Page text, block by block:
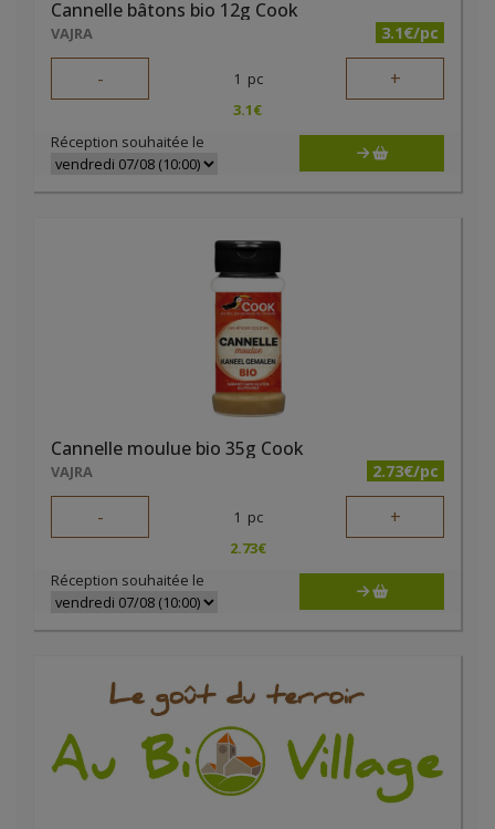
Cannelle bâtons bio 12g Cook
VAJRA 3.1€/pc
- 1 pc +
3.1€
Réception souhaitée le
Cannelle moulue bio 35g Cook
VAJRA 2.73€/pc
- 1 pc +
2.73€
Réception souhaitée le